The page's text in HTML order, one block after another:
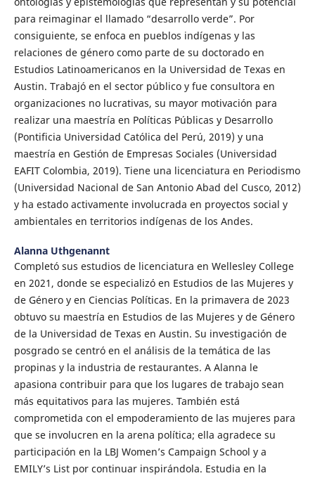
para reimaginar el llamado “desarrollo verde”. Por
consiguiente, se enfoca en pueblos indígenas y las
relaciones de género como parte de su doctorado en
Estudios Latinoamericanos en la Universidad de Texas en
Austin. Trabajó en el sector público y fue consultora en
organizaciones no lucrativas, su mayor motivación para
realizar una maestría en Políticas Públicas y Desarrollo
(Pontificia Universidad Católica del Perú, 2019) y una
maestría en Gestión de Empresas Sociales (Universidad
EAFIT Colombia, 2019). Tiene una licenciatura en Periodismo
(Universidad Nacional de San Antonio Abad del Cusco, 2012)
y ha estado activamente involucrada en proyectos social y
ambientales en territorios indígenas de los Andes.
Alanna Uthgenannt
Completó sus estudios de licenciatura en Wellesley College
en 2021, donde se especializó en Estudios de las Mujeres y
de Género y en Ciencias Políticas. En la primavera de 2023
obtuvo su maestría en Estudios de las Mujeres y de Género
de la Universidad de Texas en Austin. Su investigación de
posgrado se centró en el análisis de la temática de las
propinas y la industria de restaurantes. A Alanna le
apasiona contribuir para que los lugares de trabajo sean
más equitativos para las mujeres. También está
comprometida con el empoderamiento de las mujeres para
que se involucren en la arena política; ella agradece su
participación en la LBJ Women’s Campaign School y a
EMILY’s List por continuar inspirándola. Estudia en la